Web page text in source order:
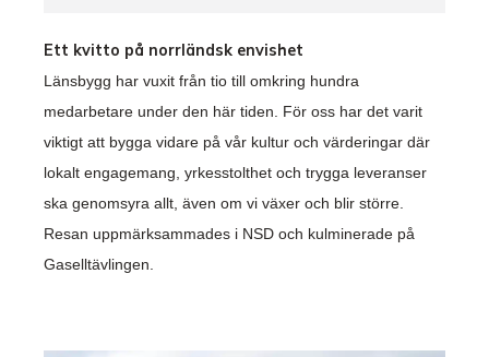
Ett kvitto på norrländsk envishet
Länsbygg har vuxit från tio till omkring hundra
medarbetare under den här tiden. För oss har det varit
viktigt att bygga vidare på vår kultur och värderingar där
lokalt engagemang, yrkesstolthet och trygga leveranser
ska genomsyra allt, även om vi växer och blir större.
Resan uppmärksammades i NSD och kulminerade på
Gaselltävlingen.